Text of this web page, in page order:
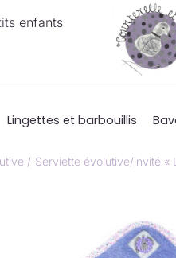
enfants
Lingettes et barbouillis
Serviette évolutive/invité «